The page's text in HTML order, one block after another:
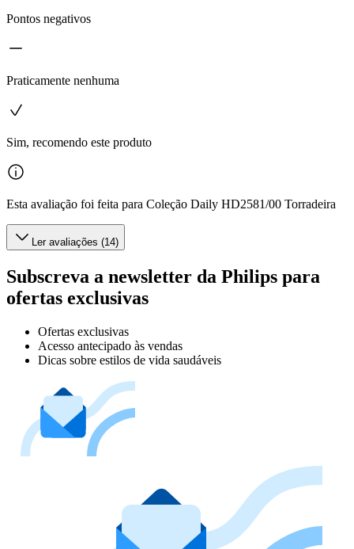
Pontos negativos
Praticamente nenhuma
Sim, recomendo este produto
Esta avaliação foi feita para Coleção Daily HD2581/00 Torradeira
Ler avaliações (14)
Subscreva a newsletter da Philips para
ofertas exclusivas
Ofertas exclusivas
Acesso antecipado às vendas
Dicas sobre estilos de vida saudáveis